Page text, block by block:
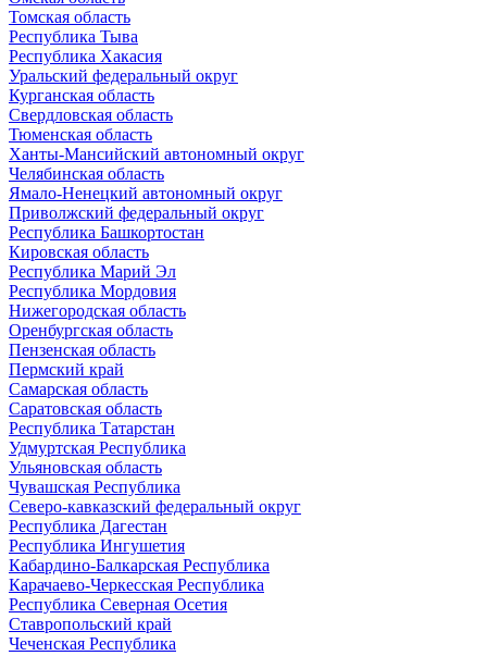
Томская область
Республика Тыва
Республика Хакасия
Уральский федеральный округ
Курганская область
Свердловская область
Тюменская область
Ханты-Мансийский автономный округ
Челябинская область
Ямало-Ненецкий автономный округ
Приволжский федеральный округ
Республика Башкортостан
Кировская область
Республика Марий Эл
Республика Мордовия
Нижегородская область
Оренбургская область
Пензенская область
Пермский край
Самарская область
Саратовская область
Республика Татарстан
Удмуртская Республика
Ульяновская область
Чувашская Республика
Северо-кавказский федеральный округ
Республика Дагестан
Республика Ингушетия
Кабардино-Балкарская Республика
Карачаево-Черкесская Республика
Республика Северная Осетия
Ставропольский край
Чеченская Республика